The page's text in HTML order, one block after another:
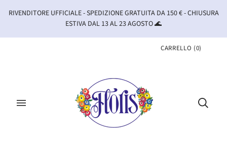
RIVENDITORE UFFICIALE - SPEDIZIONE GRATUITA DA 150 € - CHIUSURA
ESTIVA DAL 13 AL 23 AGOSTO 🌊
CARRELLO (0)